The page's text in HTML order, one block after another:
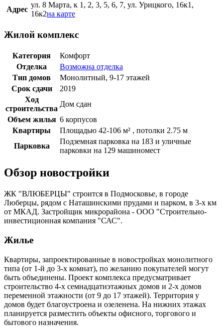
Адрес
ул. 8 Марта, к 1, 2, 3, 5, 6, 7, ул. Урицкого, 16к1,
16к2на карте
Жилой комплекс
Категория
Комфорт
Отделка
Возможна отделка
Тип домов
Монолитный, 9-17 этажей
Срок сдачи
2019
Ход
строительства
Дом сдан
Объем жилья 6 корпусов
Квартиры
Площадью 42-106 м² , потолки 2.75 м
Парковка
Подземная парковка на 183 и уличные
парковки на 129 машиномест
Обзор новостройки
ЖК "ВЛЮБЕРЦЫ" строится в Подмосковье, в городе
Люберцы, рядом с Наташинскими прудами и парком, в 3-х км
от МКАД. Застройщик микрорайона - ООО "Строительно-
инвестиционная компания "САС".
Жилье
Квартиры, запроектированные в новостройках монолитного
типа (от 1-й до 3-х комнат), по желанию покупателей могут
быть объединены. Проект комплекса предусматривает
строительство 4-х семнадцатиэтажных домов и 2-х домов
переменной этажности (от 9 до 17 этажей). Территория у
домов будет благоустроена и озеленена. На нижних этажах
планируется разместить объекты офисного, торгового и
бытового назначения.